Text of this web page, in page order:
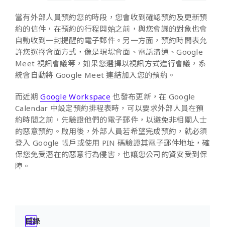
當有外部人員預約您的時段，您會收到確認預約及更新預
約的信件，在預約的行程開始之前，與您會議的對象也會
自動收到一封提醒的電子郵件。另一方面，預約時間表允
許您選擇會面方式，像是現場會面、電話溝通、Google
Meet 視訊會議等，如果您選擇以視訊方式進行會議，系
統會自動將 Google Meet 連結加入您的預約。
而近期Google Workspace 也發布更新，在 Google
Calendar 中設定預約排程表時，可以要求外部人員在預
約時間之前，先驗證他們的電子郵件，以避免非相關人士
的惡意預約。啟用後，外部人員若希望完成預約，就必須
登入 Google 帳戶或使用 PIN 碼驗證其電子郵件地址，確
保您免受潛在的惡意行為侵害，也讓您公司的資安受到保
障。
目錄